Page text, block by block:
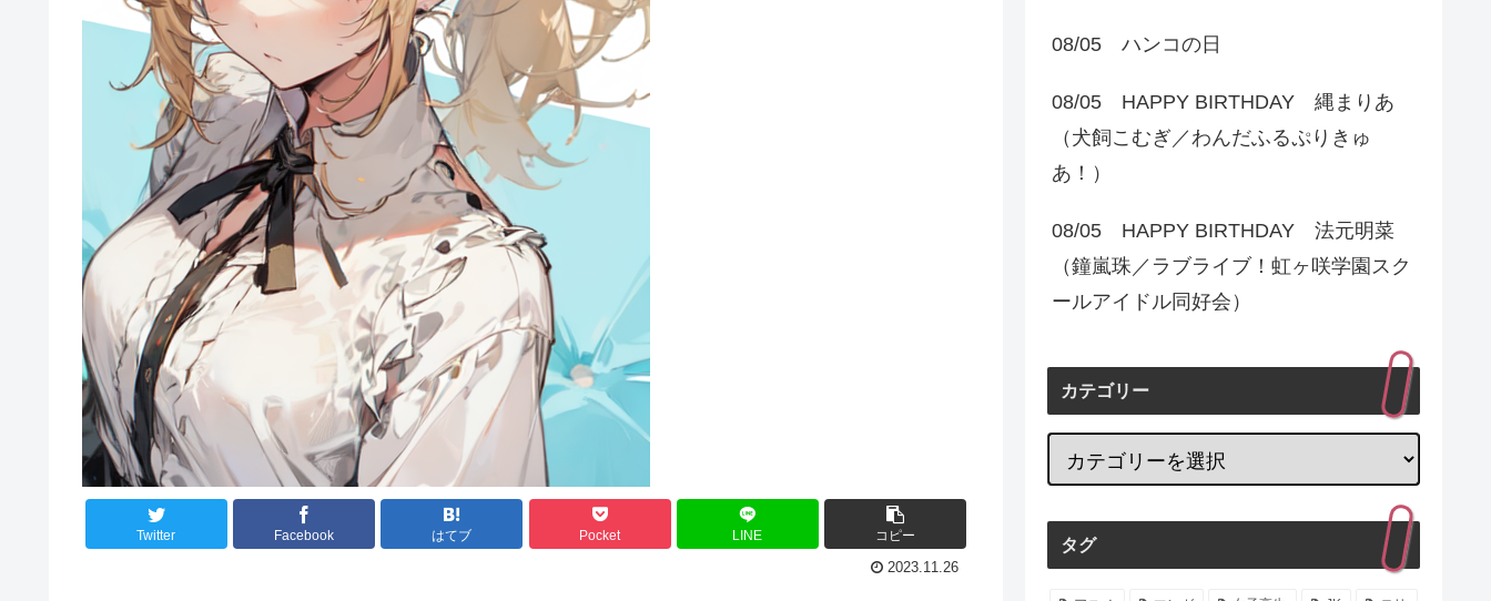
Twitter Facebook はてブ Pocket LINE コピー
2023.11.26
08/05 ハンコの日
08/05 HAPPY BIRTHDAY 縄まりあ
（犬飼こむぎ／わんだふるぷりきゅ
あ！）
08/05 HAPPY BIRTHDAY 法元明菜
（鐘嵐珠／ラブライブ！虹ヶ咲学園スク
ールアイドル同好会）
カテゴリー
タグ